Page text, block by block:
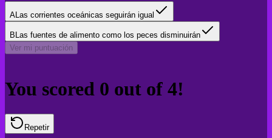
A Las corrientes oceánicas seguirán igual
B Las fuentes de alimento como los peces disminuirán
Ver mi puntuación
You scored 0 out of 4!
Repetir